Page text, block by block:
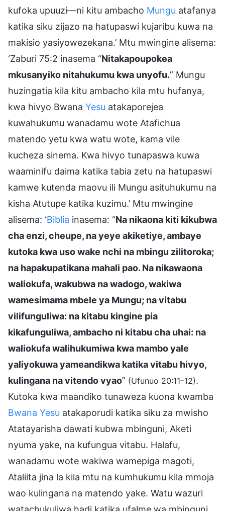
kufoka upuuzi—ni kitu ambacho Mungu atafanya
katika siku zijazo na hatupaswi kujaribu kuwa na
makisio yasiyowezekana.’ Mtu mwingine alisema:
‘Zaburi 75:2 inasema “Nitakapoupokea
mkusanyiko nitahukumu kwa unyofu.” Mungu
huzingatia kila kitu ambacho kila mtu hufanya,
kwa hivyo Bwana Yesu atakaporejea
kuwahukumu wanadamu wote Atafichua
matendo yetu kwa watu wote, kama vile
kucheza sinema. Kwa hivyo tunapaswa kuwa
waaminifu daima katika tabia zetu na hatupaswi
kamwe kutenda maovu ili Mungu asituhukumu na
kisha Atutupe katika kuzimu.’ Mtu mwingine
alisema: ‘Biblia inasema: “Na nikaona kiti kikubwa
cha enzi, cheupe, na yeye akiketiye, ambaye
kutoka kwa uso wake nchi na mbingu zilitoroka;
na hapakupatikana mahali pao. Na nikawaona
waliokufa, wakubwa na wadogo, wakiwa
wamesimama mbele ya Mungu; na vitabu
vilifunguliwa: na kitabu kingine pia
kikafunguliwa, ambacho ni kitabu cha uhai: na
waliokufa walihukumiwa kwa mambo yale
yaliyokuwa yameandikwa katika vitabu hivyo,
kulingana na vitendo vyao” (Ufunuo 20:11–12).
Kutoka kwa maandiko tunaweza kuona kwamba
Bwana Yesu atakaporudi katika siku za mwisho
Atatayarisha dawati kubwa mbinguni, Aketi
nyuma yake, na kufungua vitabu. Halafu,
wanadamu wote wakiwa wamepiga magoti,
Ataliita jina la kila mtu na kumhukumu kila mmoja
wao kulingana na matendo yake. Watu wazuri